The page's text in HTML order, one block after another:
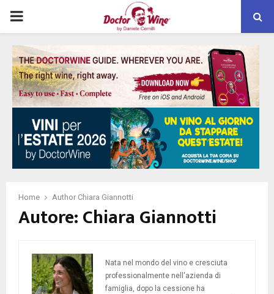
PRIMARY
MENU
Home Author Chiara Giannotti
Autore:Chiara Giannotti
Nata nel mondo del vino e cresciuta
professionalmente nell'azienda di
famiglia, dopo la cessione ha